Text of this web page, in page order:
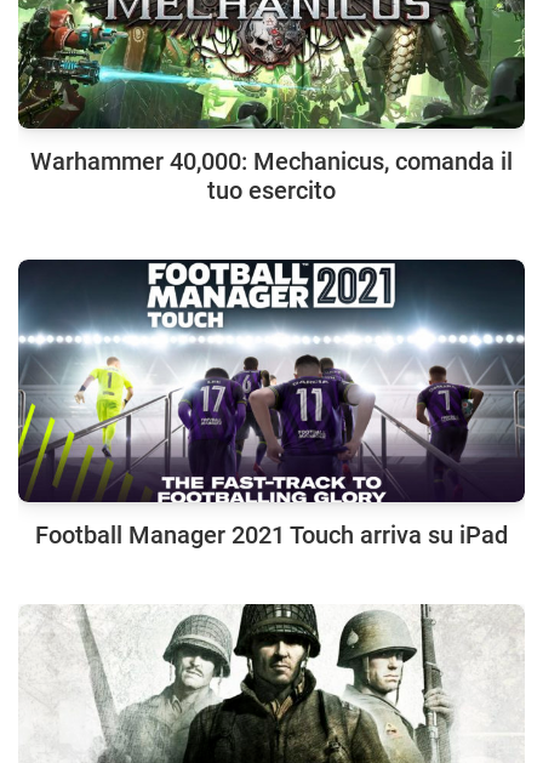
Warhammer 40,000: Mechanicus, comanda il
tuo esercito
Football Manager 2021 Touch arriva su iPad